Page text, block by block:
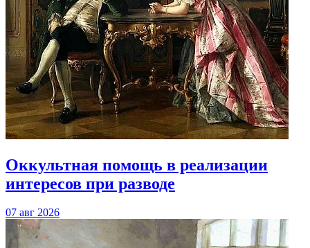
Оккультная помощь в реализации
интересов при разводе
07 авг 2026